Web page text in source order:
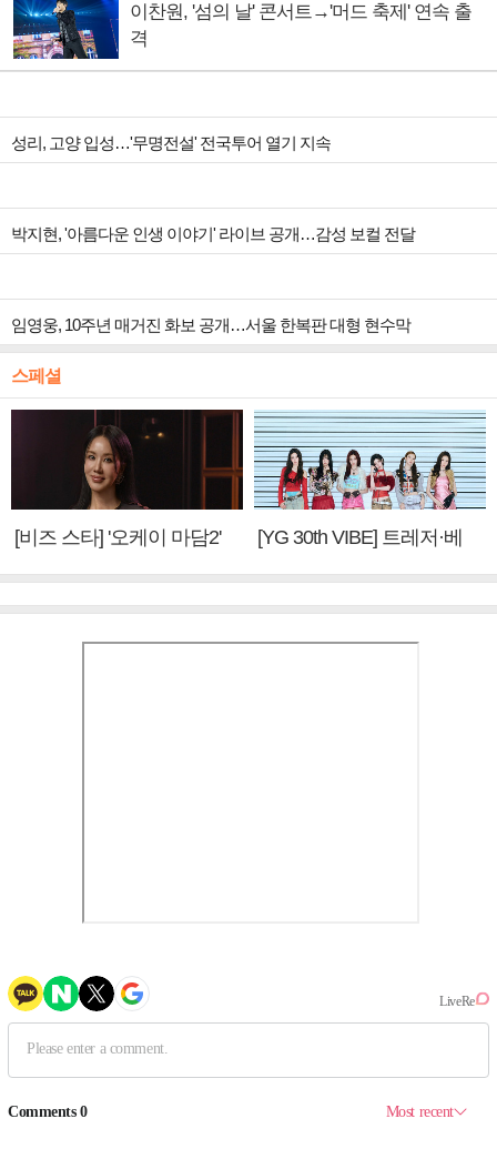
이찬원, '섬의 날' 콘서트→'머드 축제' 연속 출
격
성리, 고양 입성…'무명전설' 전국투어 열기 지속
박지현, '아름다운 인생 이야기' 라이브 공개…감성 보컬 전달
임영웅, 10주년 매거진 화보 공개…서울 한복판 대형 현수막
스페셜
[비즈 스타] '오케이 마담2'
[YG 30th VIBE] 트레저·베